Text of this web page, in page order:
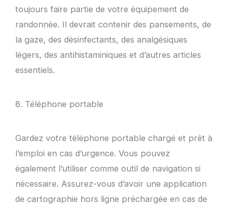
toujours faire partie de votre équipement de
randonnée. Il devrait contenir des pansements, de
la gaze, des désinfectants, des analgésiques
légers, des antihistaminiques et d’autres articles
essentiels.
8. Téléphone portable
Gardez votre téléphone portable chargé et prêt à
l’emploi en cas d’urgence. Vous pouvez
également l’utiliser comme outil de navigation si
nécessaire. Assurez-vous d’avoir une application
de cartographie hors ligne préchargée en cas de